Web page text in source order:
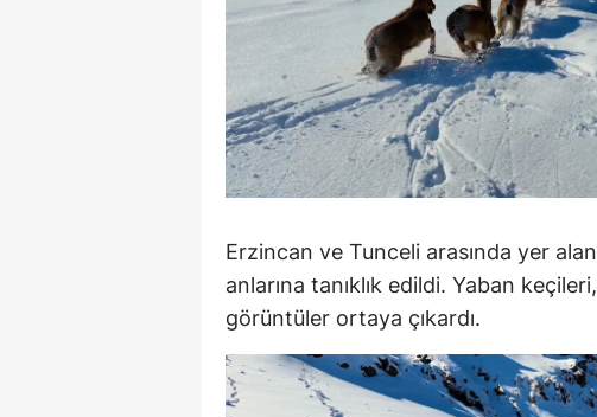
Erzurum
Eskişehir
Gaziantep
Giresun
Hakkari
Isparta
Mersin
Erzincan ve Tunceli arasında yer
anlarına tanıklık edildi. Yaban
görüntüler ortaya çıkardı.